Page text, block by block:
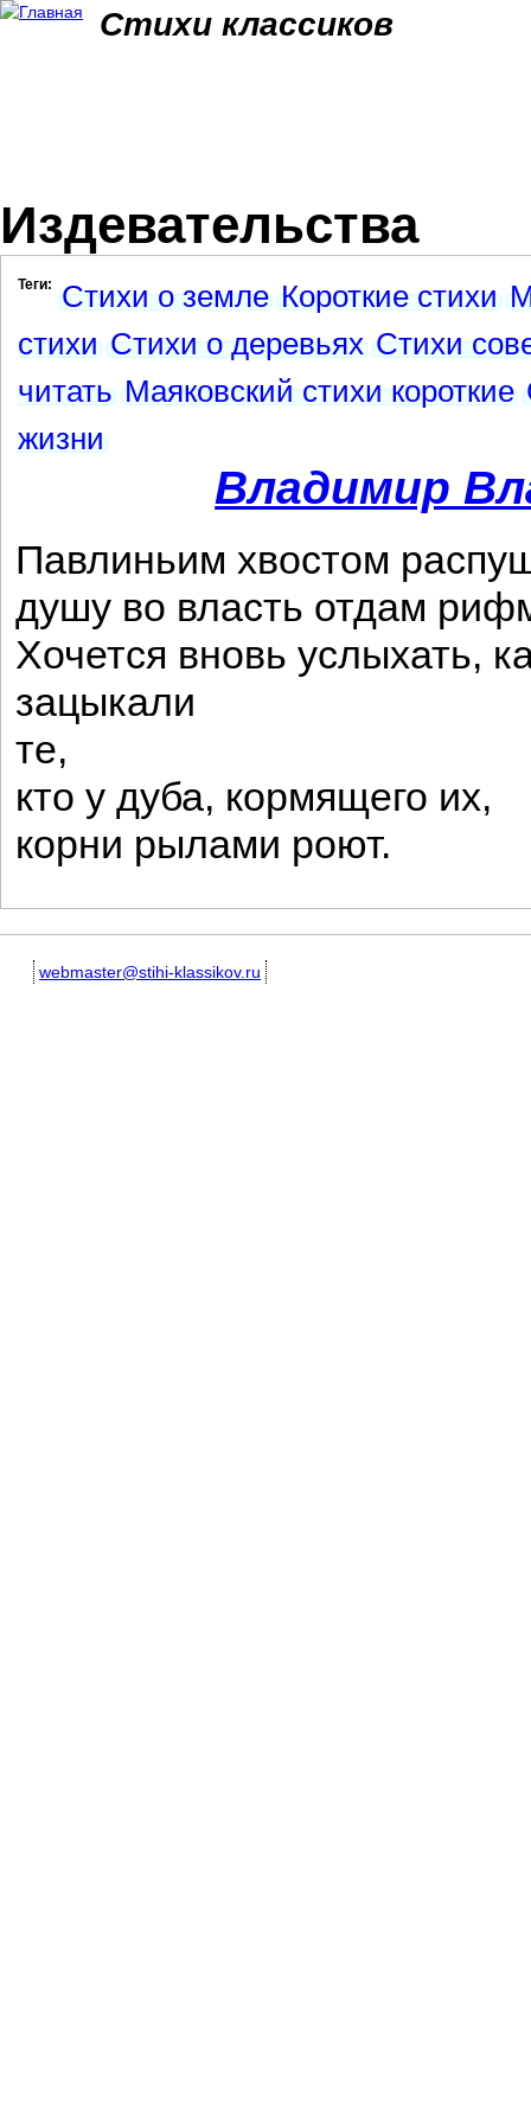
Стихи классиков
Издевательства
Теги: Стихи о земле Короткие стихи
стихи Стихи о деревьях Стихи
читать Маяковский стихи короткие
жизни
Владимир
Павлиньим хвостом
душу во власть отдам
Хочется вновь услыхать,
зацыкали
те,
кто у дуба, кормящего их,
корни рылами роют.
webmaster@stihi-klassikov.ru